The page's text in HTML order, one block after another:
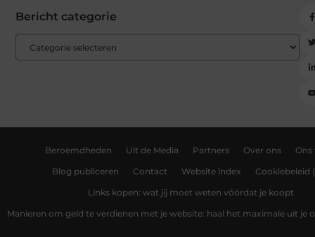
Bericht categorie
Beroemdheden Uit de Media Partners Over ons Ons
Blog publiceren Contact Website index Cookiebeleid
Links kopen: wat jij moet weten vóórdat je koopt
Manieren om geld te verdienen met je website: haal het maximale uit je